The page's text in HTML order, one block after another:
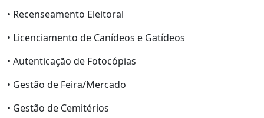
• Recenseamento Eleitoral
• Licenciamento de Canídeos e Gatídeos
• Autenticação de Fotocópias
• Gestão de Feira/Mercado
• Gestão de Cemitérios